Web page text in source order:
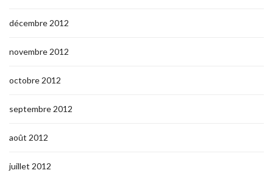
décembre 2012
novembre 2012
octobre 2012
septembre 2012
août 2012
juillet 2012